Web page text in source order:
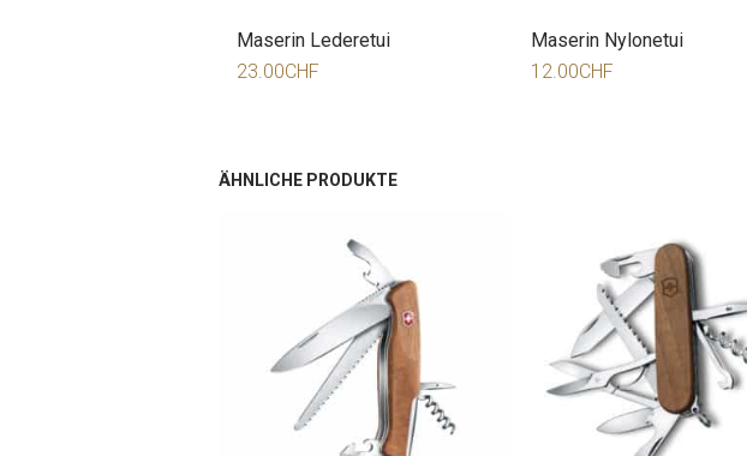
Maserin Lederetui
23.00CHF
Maserin Nylonetui
12.00CHF
ÄHNLICHE PRODUKTE